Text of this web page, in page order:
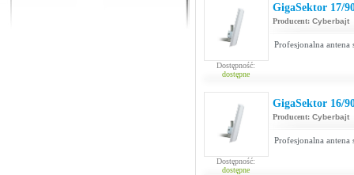
Dostępność:
dostępne
GigaSektor 17/
Producent: Cyberbajt
Profesjonalna
Dostępność:
dostępne
GigaSektor 16/
Producent: Cyberbajt
Profesjonalna